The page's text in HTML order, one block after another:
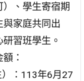
、學生寄宿期
與家庭共同出
習班學生。
：
：113年6月27